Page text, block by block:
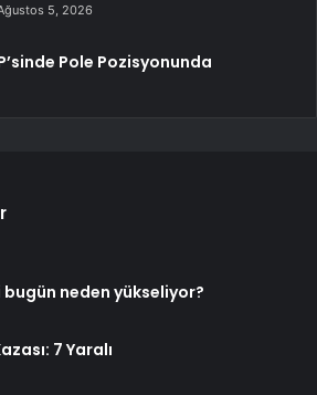
5, 2026
Pole Pozisyonunda
bugün neden yükseliyor?
7 Yaralı